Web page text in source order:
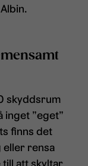
skyddsrum
inget ”eget”
finns det
eller rensa
till att skyltar